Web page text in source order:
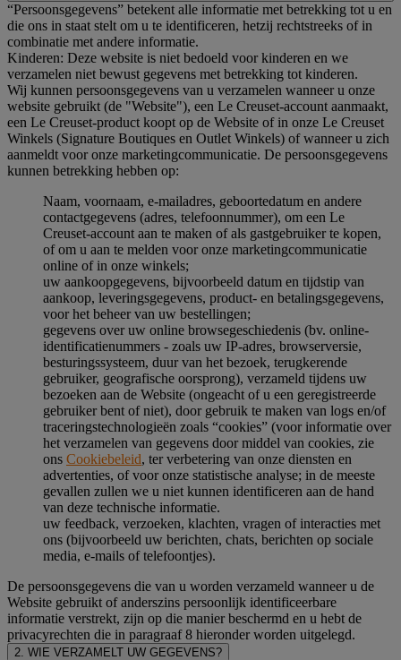
“Persoonsgegevens” betekent alle informatie met betrekking tot u en
die ons in staat stelt om u te identificeren, hetzij rechtstreeks of in
combinatie met andere informatie.
Kinderen: Deze website is niet bedoeld voor kinderen en we
verzamelen niet bewust gegevens met betrekking tot kinderen.
Wij kunnen persoonsgegevens van u verzamelen wanneer u onze
website gebruikt (de "Website"), een Le Creuset-account aanmaakt,
een Le Creuset-product koopt op de Website of in onze Le Creuset
Winkels (Signature Boutiques en Outlet Winkels) of wanneer u zich
aanmeldt voor onze marketingcommunicatie. De persoonsgegevens
kunnen betrekking hebben op:
Naam, voornaam, e-mailadres, geboortedatum en andere
contactgegevens (adres, telefoonnummer), om een Le
Creuset-account aan te maken of als gastgebruiker te kopen,
of om u aan te melden voor onze marketingcommunicatie
online of in onze winkels;
uw aankoopgegevens, bijvoorbeeld datum en tijdstip van
aankoop, leveringsgegevens, product- en betalingsgegevens,
voor het beheer van uw bestellingen;
gegevens over uw online browsegeschiedenis (bv. online-
identificatienummers - zoals uw IP-adres, browserversie,
besturingssysteem, duur van het bezoek, terugkerende
gebruiker, geografische oorsprong), verzameld tijdens uw
bezoeken aan de Website (ongeacht of u een geregistreerde
gebruiker bent of niet), door gebruik te maken van logs en/of
traceringstechnologieën zoals “cookies” (voor informatie over
het verzamelen van gegevens door middel van cookies, zie
ons Cookiebeleid, ter verbetering van onze diensten en
advertenties, of voor onze statistische analyse; in de meeste
gevallen zullen we u niet kunnen identificeren aan de hand
van deze technische informatie.
uw feedback, verzoeken, klachten, vragen of interacties met
ons (bijvoorbeeld uw berichten, chats, berichten op sociale
media, e-mails of telefoontjes).
De persoonsgegevens die van u worden verzameld wanneer u de
Website gebruikt of anderszins persoonlijk identificeerbare
informatie verstrekt, zijn op die manier beschermd en u hebt de
privacyrechten die in paragraaf 8 hieronder worden uitgelegd.
2. WIE VERZAMELT UW GEGEVENS?